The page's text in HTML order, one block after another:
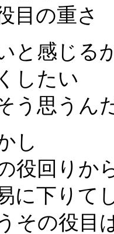
目の重さ
と感じる
したい
う思うん
し
役回りか
に下りて
その役目